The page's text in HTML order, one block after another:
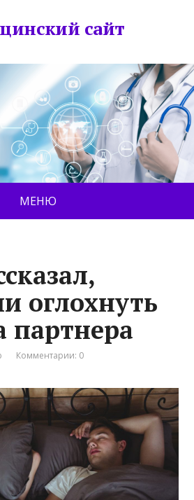
сайт
МЕНЮ
оглохнуть
партнера
Комментарии: 0